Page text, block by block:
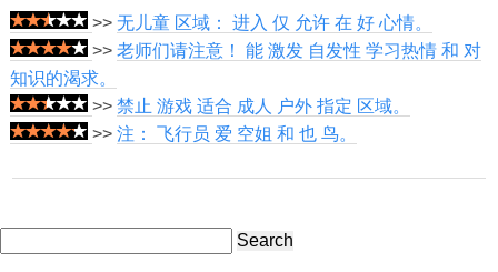
>> 无儿童 区域： 进入 仅 允许 在 好 心情。
>> 老师们请注意！ 能 激发 自发性 学习热情 和 对
知识的渴求。
>> 禁止 游戏 适合 成人 户外 指定 区域。
>> 注： 飞行员 爱 空姐 和 也 鸟。
Search